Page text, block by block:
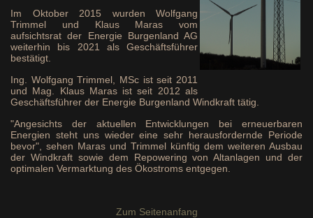
Im Oktober 2015 wurden Wolfgang
Trimmel und Klaus Maras vom
aufsichtsrat der Energie Burgenland AG
weiterhin bis 2021 als Geschäftsführer
bestätigt.
Ing. Wolfgang Trimmel, MSc ist seit 2011
und Mag. Klaus Maras ist seit 2012 als
Geschäftsführer der Energie Burgenland Windkraft tätig.
"Angesichts der aktuellen Entwicklungen bei erneuerbaren
Energien steht uns wieder eine sehr herausfordernde Periode
bevor", sehen Maras und Trimmel künftig dem weiteren Ausbau
der Windkraft sowie dem Repowering von Altanlagen und der
optimalen Vermarktung des Ökostroms entgegen.
Zum Seitenanfang